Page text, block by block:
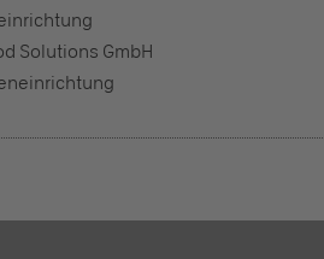
Solutions GmbH